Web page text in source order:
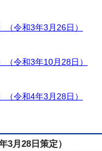
令和3年3月26日）
令和3年10月28日）
令和4年3月28日）
3月28日策定）